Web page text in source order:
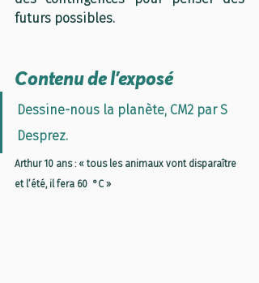
futurs possibles.
Contenu de l'exposé
Dessine-nous la planète, CM2 par S
Desprez.
Arthur 10 ans : « tous les animaux vont disparaître
et l’été, il fera 60  °C »